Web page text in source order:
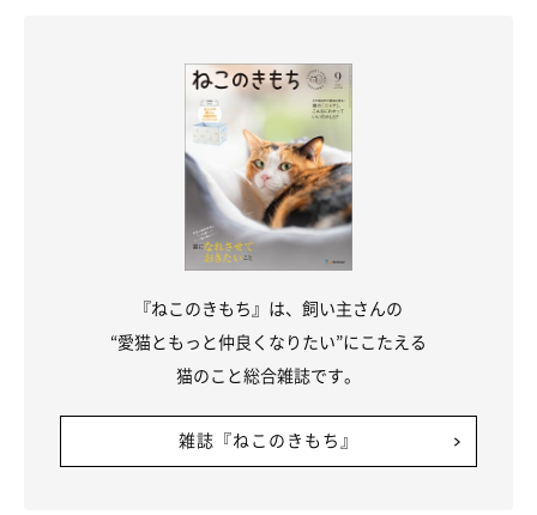
『ねこのきもち』は、飼い主さんの
“愛猫ともっと仲良くなりたい”にこたえる
猫のこと総合雑誌です。
雑誌『ねこのきもち』